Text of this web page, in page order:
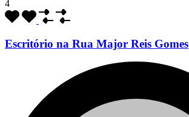
4
Escritório na Rua Major Reis Gomes